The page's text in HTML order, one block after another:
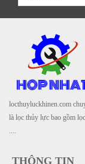
locthuyluckhinen.com
là lọc thủy lực bao gồm
THÔNG TIN